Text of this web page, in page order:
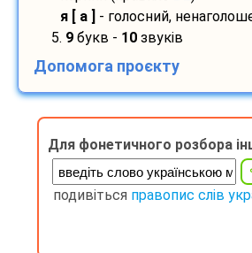
я [ а ]
- голосний,
5. 9 букв - 10 звуків
Допомога проєкту
Для фонетичного розбора
подивіться правопис слів